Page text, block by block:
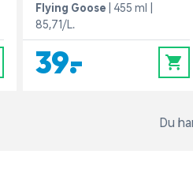
Flying Goose
455 ml
85,71/L.
39,- 0
Du